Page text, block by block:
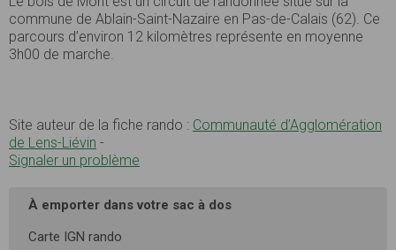
commune de Ablain-Saint-Nazaire en Pas-de-Calais (62). Ce
parcours d’environ 12 kilomètres représente en moyenne
3h00 de marche.
Site auteur de la fiche rando : Communauté d’Agglomération
de Lens-Liévin -
Signaler un problème
À emporter dans votre sac à dos
Carte IGN rando